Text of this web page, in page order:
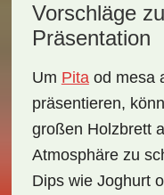
Vorschläge
Präsentation
Um Pitaod mesa
präsentieren,
großen Holzbrett
Atmosphäre zu
Dips wie Joghurt